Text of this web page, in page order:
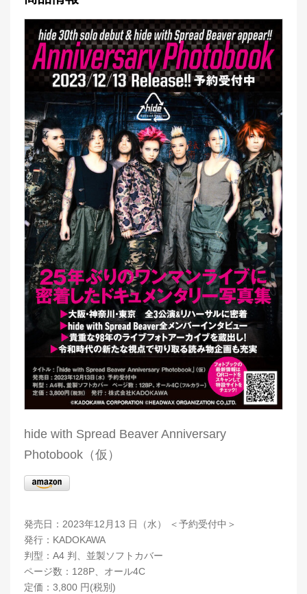
hide with Spread Beaver Anniversary
Photobook（仮）
発売日：2023年12月13 日（水） ＜予約受付中＞
発行：KADOKAWA
判型：A4 判、並製ソフトカバー
ページ数：128P、オール4C
定価：3,800 円(税別)